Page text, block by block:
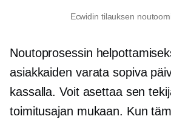
Ecwidin tilauksen
Noutoprosessin
asiakkaiden varata sopiva
kassalla. Voit asettaa sen
toimitusajan mukaan. Kun